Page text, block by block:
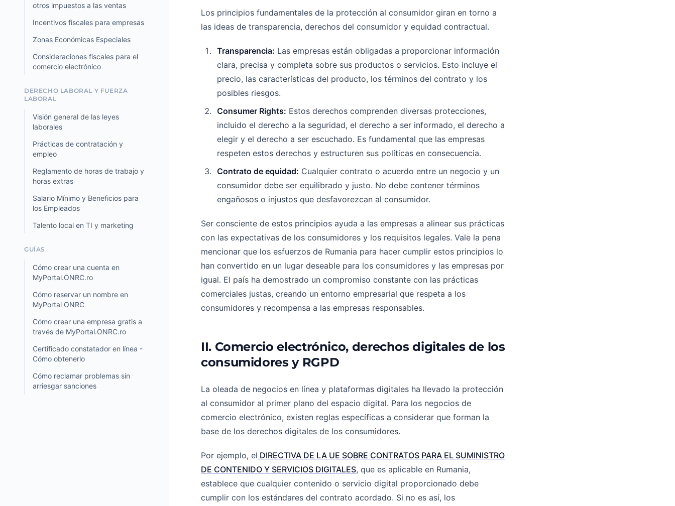
otros impuestos a las ventas
Incentivos fiscales para empresas
Zonas Económicas Especiales
Consideraciones fiscales para el
comercio electrónico
DERECHO LABORAL Y FUERZA
LABORAL
Visión general de las leyes
laborales
Prácticas de contratación y
empleo
Reglamento de horas de trabajo y
horas extras
Salario Mínimo y Beneficios para
los Empleados
Talento local en TI y marketing
GUÍAS
Cómo crear una cuenta en
MyPortal.ONRC.ro
Cómo reservar un nombre en
MyPortal ONRC
Cómo crear una empresa gratis a
través de MyPortal.ONRC.ro
Certificado constatador en línea -
Cómo obtenerlo
Cómo reclamar problemas sin
arriesgar sanciones
Los principios fundamentales de la protección al consumidor giran en torno a
las ideas de transparencia, derechos del consumidor y equidad contractual.
Transparencia: Las empresas están obligadas a proporcionar información
clara, precisa y completa sobre sus productos o servicios. Esto incluye el
precio, las características del producto, los términos del contrato y los
posibles riesgos.
Consumer Rights: Estos derechos comprenden diversas protecciones,
incluido el derecho a la seguridad, el derecho a ser informado, el derecho a
elegir y el derecho a ser escuchado. Es fundamental que las empresas
respeten estos derechos y estructuren sus políticas en consecuencia.
Contrato de equidad: Cualquier contrato o acuerdo entre un negocio y un
consumidor debe ser equilibrado y justo. No debe contener términos
engañosos o injustos que desfavorezcan al consumidor.
Ser consciente de estos principios ayuda a las empresas a alinear sus prácticas
con las expectativas de los consumidores y los requisitos legales. Vale la pena
mencionar que los esfuerzos de Rumania para hacer cumplir estos principios lo
han convertido en un lugar deseable para los consumidores y las empresas por
igual. El país ha demostrado un compromiso constante con las prácticas
comerciales justas, creando un entorno empresarial que respeta a los
consumidores y recompensa a las empresas responsables.
II. Comercio electrónico, derechos digitales de los
consumidores y RGPD
La oleada de negocios en línea y plataformas digitales ha llevado la protección
al consumidor al primer plano del espacio digital. Para los negocios de
comercio electrónico, existen reglas específicas a considerar que forman la
base de los derechos digitales de los consumidores.
Por ejemplo, el DIRECTIVA DE LA UE SOBRE CONTRATOS PARA EL SUMINISTRO
DE CONTENIDO Y SERVICIOS DIGITALES, que es aplicable en Rumania,
establece que cualquier contenido o servicio digital proporcionado debe
cumplir con los estándares del contrato acordado. Si no es así, los